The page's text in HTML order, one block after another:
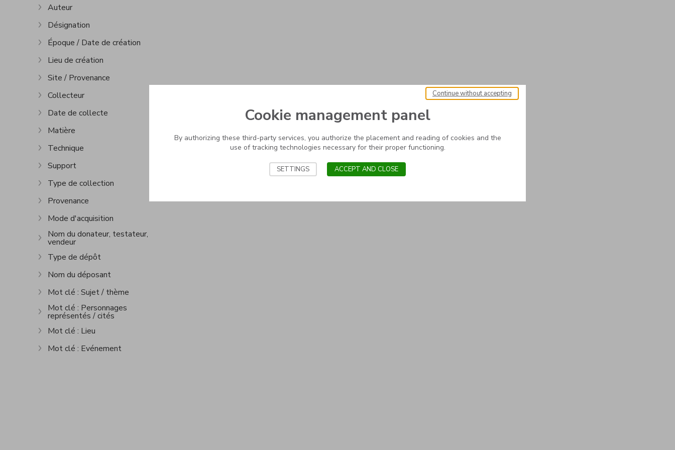
Show more
Auteur
Show more
Désignation
Show more
Époque / Date de création
Show more
Lieu de création
Show more
Site / Provenance
Show more
Collecteur
Show more
Date de collecte
Show more
Matière
Show more
Technique
Show more
Support
Show more
Type de collection
Show more
Provenance
Show more
Mode d'acquisition
Show more
Nom du donateur, testateur,
vendeur
Show more
Type de dépôt
Show more
Nom du déposant
Show more
Mot clé : Sujet / thème
Show more
Mot clé : Personnages
représentés / cités
Show more
Mot clé : Lieu
Show more
Mot clé : Evénement
Cookie management panel
By authorizing these third-party services, you authorize the placement and reading of cookies and the
use of tracking technologies necessary for their proper functioning.
Continue without accepting
SETTINGS ACCEPT AND CLOSE